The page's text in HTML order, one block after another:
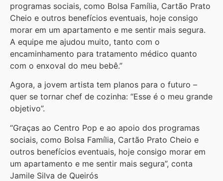
programas sociais, como Bolsa Família, Cartão Prato
Cheio e outros benefícios eventuais, hoje consigo
morar em um apartamento e me sentir mais segura.
A equipe me ajudou muito, tanto com o
encaminhamento para tratamento médico quanto
com o enxoval do meu bebê.”
Agora, a jovem artista tem planos para o futuro –
quer se tornar chef de cozinha: “Esse é o meu grande
objetivo”.
“Graças ao Centro Pop e ao apoio dos programas
sociais, como Bolsa Família, Cartão Prato Cheio e
outros benefícios eventuais, hoje consigo morar em
um apartamento e me sentir mais segura”, conta
Jamile Silva de Queirós